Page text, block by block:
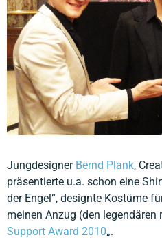
Jungdesigner Bernd Plank,
präsentierte u.a. schon eine
der Engel“, designte Kostüme
meinen Anzug (den legendären
Support Award 2010„.